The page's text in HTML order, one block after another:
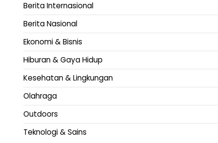
Berita Internasional
Berita Nasional
Ekonomi & Bisnis
Hiburan & Gaya Hidup
Kesehatan & Lingkungan
Olahraga
Outdoors
Teknologi & Sains